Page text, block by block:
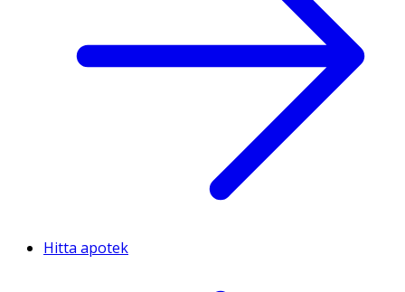
Hitta apotek